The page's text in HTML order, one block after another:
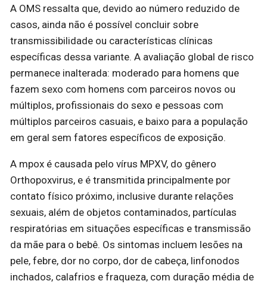
A OMS ressalta que, devido ao número reduzido de
casos, ainda não é possível concluir sobre
transmissibilidade ou características clínicas
específicas dessa variante. A avaliação global de risco
permanece inalterada: moderado para homens que
fazem sexo com homens com parceiros novos ou
múltiplos, profissionais do sexo e pessoas com
múltiplos parceiros casuais, e baixo para a população
em geral sem fatores específicos de exposição.
A mpox é causada pelo vírus MPXV, do gênero
Orthopoxvirus, e é transmitida principalmente por
contato físico próximo, inclusive durante relações
sexuais, além de objetos contaminados, partículas
respiratórias em situações específicas e transmissão
da mãe para o bebê. Os sintomas incluem lesões na
pele, febre, dor no corpo, dor de cabeça, linfonodos
inchados, calafrios e fraqueza, com duração média de